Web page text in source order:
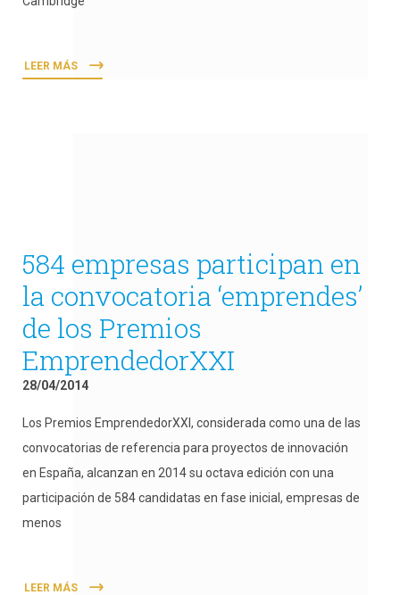
LEER MÁS
584 empresas participan en
la convocatoria ‘emprendes’
de los Premios
EmprendedorXXI
28/04/2014
Los Premios EmprendedorXXI, considerada como una de las
convocatorias de referencia para proyectos de innovación
en España, alcanzan en 2014 su octava edición con una
participación de 584 candidatas en fase inicial, empresas de
menos
LEER MÁS